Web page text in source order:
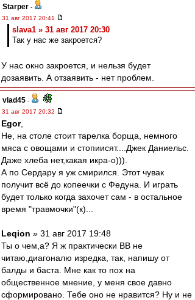
Starper -
31 авг 2017 20:41
slava1 » 31 авг 2017 20:30
Так у нас же закроется?
У нас окно закроется, и нельзя будет
дозаявить. А отзаявить - нет проблем.
vlad45 -
31 авг 2017 20:32
Egor,
Не, на столе стоит тарелка борща, немного
мяса с овощами и стопиисят....Джек Даниельс.
Даже хлеба нет,какая икра-о))).
А по Сердару я уж смирился. Этот чувак
получит всё до копеечки с Федуна. И играть
будет только когда захочет сам - в остальное
время "травмочки"(к)...
Leqion » 31 авг 2017 19:48
Ты о чем,а? Я ж практически ВВ не
читаю,диагоналю изредка, так, напишу от
балды и баста. Мне как то пох на
общественное мнение, у меня свое давно
сформировано. Тебе оно не нравится? Ну и не